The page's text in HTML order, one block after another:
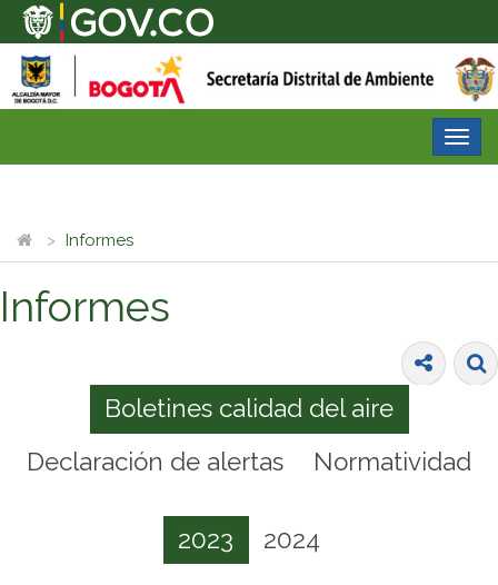
Informes
Informes
Boletines calidad del aire
Declaración de alertas
Normatividad
2023 2024